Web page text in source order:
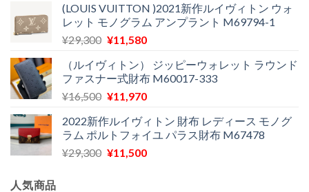
価
格
は
で
し
た。
の
価
格
¥12,900
で
す。
(LOUIS VUITTON )2021新作ルイヴィトン ウォ
レット モノグラム アンプラント M69794-1
¥29,300 元
価
格
は
で
し
た。
¥11,580現
の
価
格
¥11,580
で
す。
（ルイヴィトン） ジッピーウォレット ラウンド
ファスナー式財布 M60017-333
¥16,500 元
価
格
は
¥11,970現
の
価
格
2022新作ルイヴィトン 財布 レディース モノグ
ラム ポルトフォイユ パラス財布 M67478
¥29,300 元
¥11,500現
人気商品